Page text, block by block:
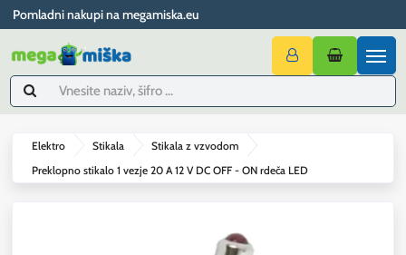
Pomladni nakupi na megamiska.eu
Elektro Stikala
Stikala z vzvodom
Preklopno stikalo 1 vezje 20 A 12 V DC OFF - ON rdeča LED